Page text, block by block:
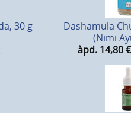
30 g
Dashamula
(Nimi
àpd. 14,80 €